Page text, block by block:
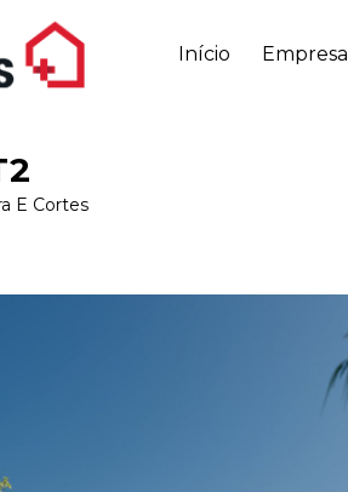
Início Empresa
E Cortes